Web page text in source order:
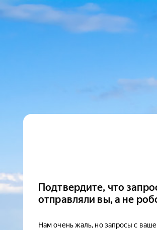
Подтвердите, что
отправляли вы, а не
Нам очень жаль, но запросы с